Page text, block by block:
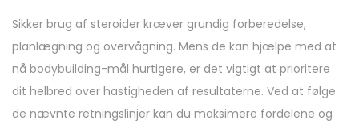
Sikker brug af steroider kræver grundig forberedelse,
planlægning og overvågning. Mens de kan hjælpe med at
nå bodybuilding-mål hurtigere, er det vigtigt at prioritere
dit helbred over hastigheden af resultaterne. Ved at følge
de nævnte retningslinjer kan du maksimere fordelene og